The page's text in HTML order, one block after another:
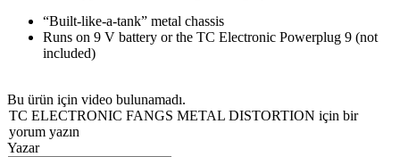
“Built-like-a-tank” metal chassis
Runs on 9 V battery or the TC Electronic Powerplug 9 (not
included)
Bu ürün için video bulunamadı.
TC ELECTRONIC FANGS METAL DISTORTION için bir
yorum yazın
Yazar